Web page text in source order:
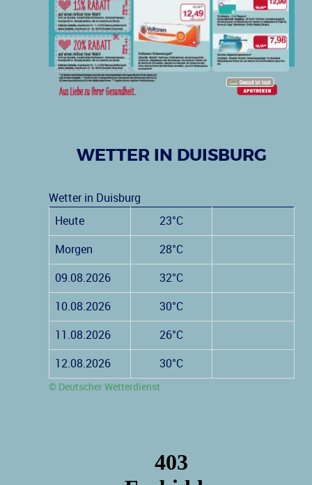
WETTER IN DUISBURG
Wetter in Duisburg
Heute
23°C
Morgen 28°C
09.08.2026 32°C
10.08.2026 30°C
11.08.2026 26°C
12.08.2026 30°C
© Deutscher Wetterdienst